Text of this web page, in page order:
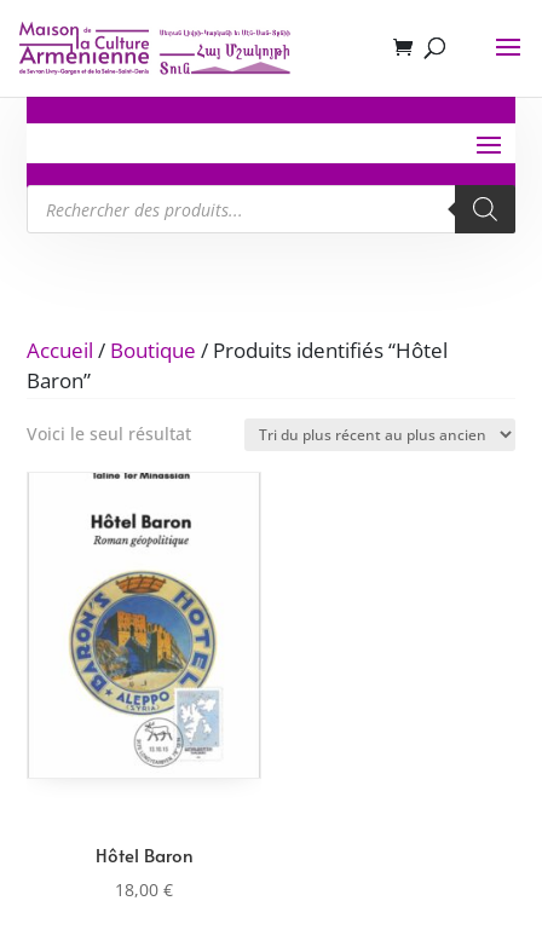
Recherche
de
produits
Accueil / Boutique / Produits identifiés “Hôtel
Baron”
Voici le seul résultat
Hôtel Baron
18,00€